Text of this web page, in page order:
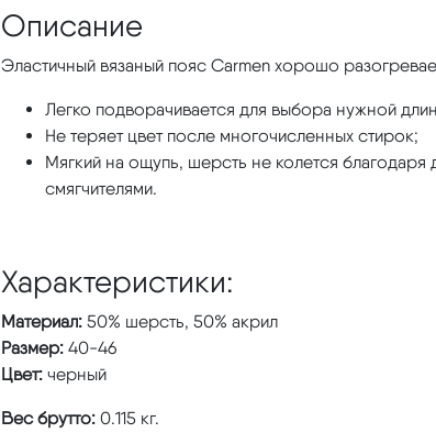
Описание
Эластичный вязаный пояс Carmen хорошо
Легко подворачивается для выбора нужной
Не теряет цвет после многочисленных стирок;
Мягкий на ощупь, шерсть не колется
смягчителями.
Характеристики:
Материал: 50% шерсть, 50% акрил
Размер: 40-46
Цвет: черный
Вес брутто: 0.115 кг.